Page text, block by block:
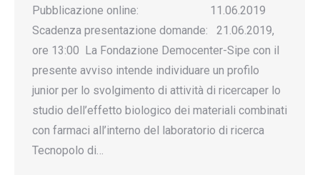
Pubblicazione online: 11.06.2019
Scadenza presentazione domande: 21.06.2019,
ore 13:00 La Fondazione Democenter-Sipe con il
presente avviso intende individuare un profilo
junior per lo svolgimento di attività di ricercaper lo
studio dell’effetto biologico dei materiali combinati
con farmaci all’interno del laboratorio di ricerca
Tecnopolo di…